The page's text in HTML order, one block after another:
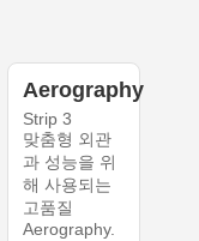
Aerography
Strip 3
맞춤형 외관
과 성능을 위
해 사용되는
고품질
Aerography.